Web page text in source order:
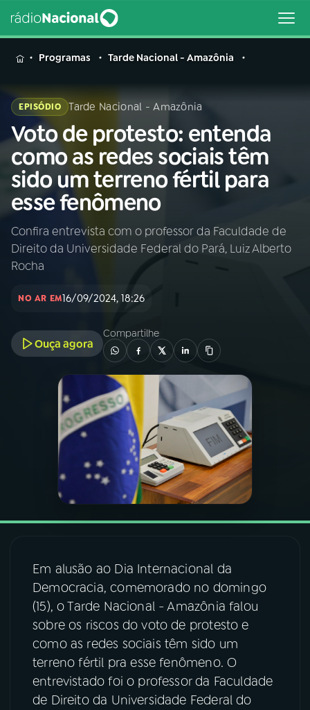
MENU
Buscar
na
Rádio
Nacional
Buscar
AO VIVO
01INÍCIO
02A RÁDIO
03PROGRAMAÇÃO
PROGRAMAS
PODCASTS
VIDEOCASTS
07ÚLTIMAS
08 FESTIVAL DE MÚSICA
YouTube Facebook
Instagram X
Programas Tarde Nacional - Amazônia
EPISÓDIO Tarde Nacional - Amazônia
Voto de protesto: entenda
como as redes sociais têm
sido um terreno fértil para
esse fenômeno
Confira entrevista com o professor da Faculdade de
Direito da Universidade Federal do Pará, Luiz Alberto
Rocha
NO AR EM16/09/2024, 18:26
Ouça agora
Compartilhe
Em alusão ao Dia Internacional da
Democracia, comemorado no domingo
(15), o Tarde Nacional - Amazônia falou
sobre os riscos do voto de protesto e
como as redes sociais têm sido um
terreno fértil pra esse fenômeno. O
entrevistado foi o professor da Faculdade
de Direito da Universidade Federal do